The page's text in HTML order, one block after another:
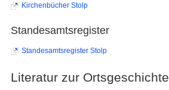
Kirchenbücher Stolp
Standesamtsregister
Standesamtsregister Stolp
Literatur zur Ortsgeschichte